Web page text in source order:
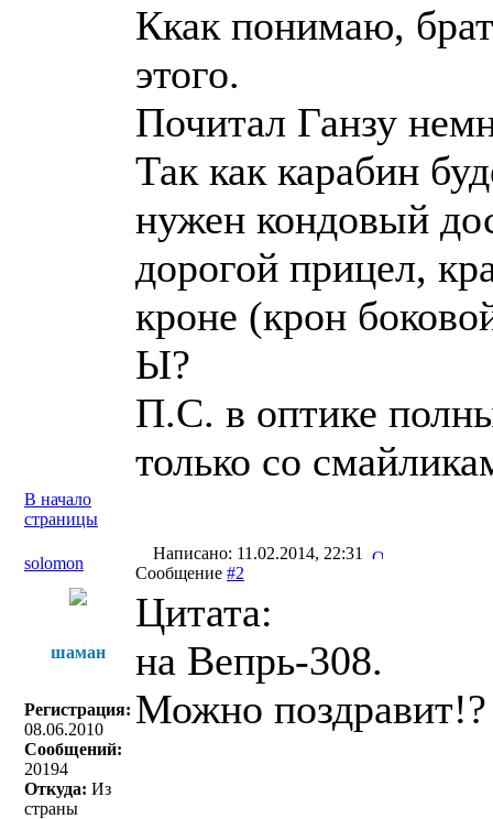
Ккак понимаю,
этого.
Почитал Ганзу
Так как карабин
нужен кондовый
дорогой прицел,
кроне (крон
Ы?
П.С. в оптике
только со
В начало
страницы
solomon
Написано: 11.02.2014, 22:31
Сообщение #2
шаман
Регистрация:
08.06.2010
Сообщений:
20194
Откуда: Из
страны
Цитата:
на Вепрь-308.
Можно поздравит!?